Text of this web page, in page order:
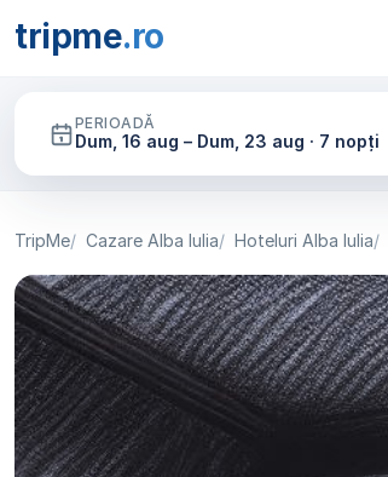
tripme.ro
PERIOADĂ
Dum, 16 aug – Dum, 23 aug · 7 nopți
TripMe Cazare Alba Iulia Hoteluri Alba Iulia